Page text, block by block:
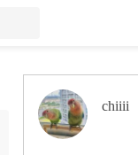
chiiii